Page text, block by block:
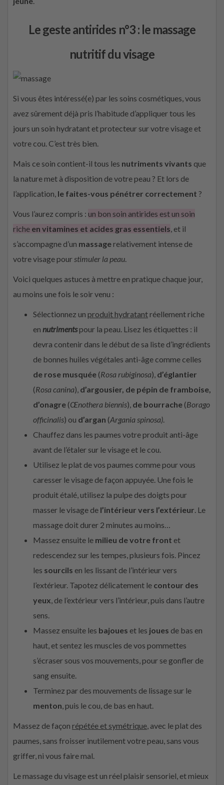
Le geste antirides n°3 : le massage
nutritif du visage
Si vous êtes intéressé(e) par les soins cosmétiques, vous
avez sûrement déjà pris l’habitude d’appliquer tous les
jours un soin hydratant et protecteur sur votre visage et
votre cou. C’est très bien.
Mais ce soin contient-il tous les nutriments vivants que
la nature met à disposition de votre peau ? Et lors de
l’application, le faites-vous pénétrer correctement ?
Vous l’aurez compris : un bon soin antirides est un soin
riche en vitamines et acides gras essentiels, et il
s’accompagne d’un massagerelativement intense de
votre visage pourstimuler la peau.
Voici quelques astuces à mettre en pratique chaque jour,
au moins une fois le soir venu :
Sélectionnez un produit hydratantréellement riche
en nutrimentspour la peau. Lisez les étiquettes : il
devra contenir dans le début de sa liste d’ingrédients
de bonnes huiles végétales anti-âge comme celles
de rose musquée (Rosa rubiginosa), d’églantier
(Rosa canina), d’argousier, de pépin de framboise,
d’onagre (Œnothera biennis), de bourrache (Borago
officinalis) ou d’argan (Argania spinosa).
Chauffez dans les paumes votre produit anti-âge
avant de l’étaler sur le visage et le cou.
Utilisez le plat de vos paumes comme pour vous
caresser le visage de façon appuyée. Une fois le
produit étalé, utilisez la pulpe des doigts pour
masser le visage de l’intérieur vers l’extérieur. Le
massage doit durer 2 minutes au moins…
Massez ensuite le milieu de votre front et
redescendez sur les tempes, plusieurs fois. Pincez
les sourcils en les lissant de l’intérieur vers
l’extérieur. Tapotez délicatement le contour des
yeux, de l’extérieur vers l’intérieur, puis dans l’autre
sens.
Massez ensuite les bajoues et les joues de bas en
haut, et sentez les muscles de vos pommettes
s’écraser sous vos mouvements, pour se gonfler de
sang ensuite.
Terminez par des mouvements de lissage sur le
menton, puis le cou, de bas en haut.
Massez de façon répétée et symétrique, avec le plat des
paumes, sans froisser inutilement votre peau, sans vous
griffer, ni vous faire mal.
Le massage du visage est un réel plaisir sensoriel, et mieux